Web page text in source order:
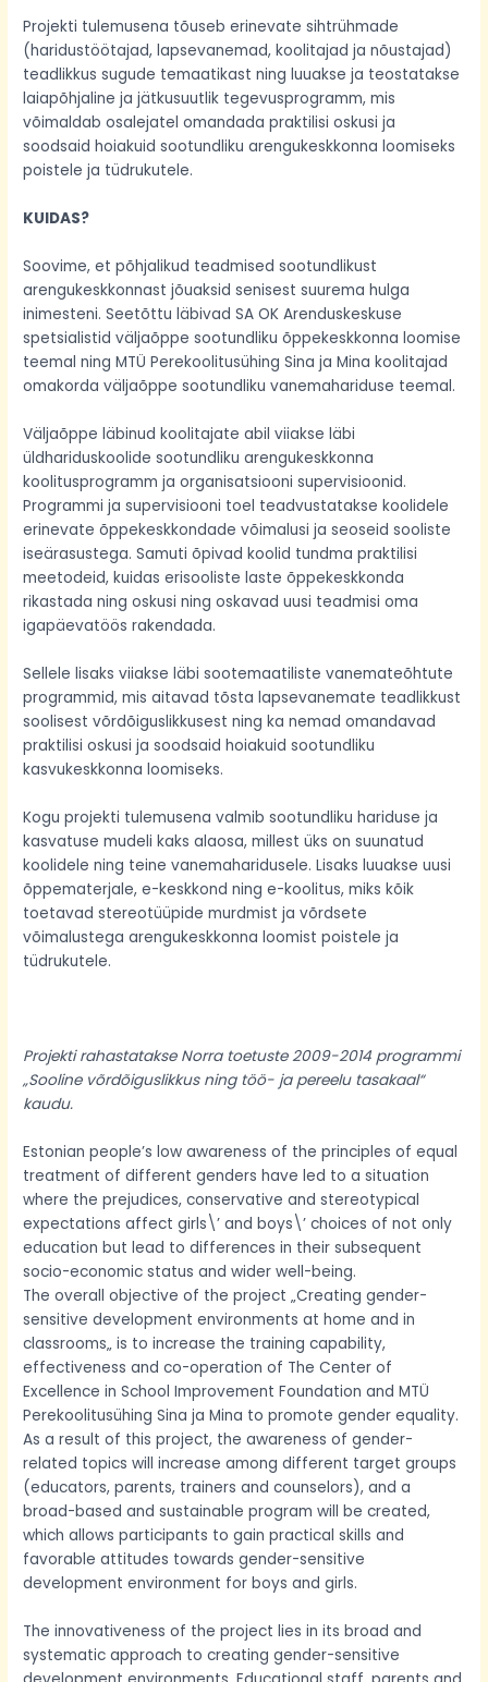
Projekti tulemusena tõuseb erinevate sihtrühmade
(haridustöötajad, lapsevanemad, koolitajad ja nõustajad)
teadlikkus sugude temaatikast ning luuakse ja teostatakse
laiapõhjaline ja jätkusuutlik tegevusprogramm, mis
võimaldab osalejatel omandada praktilisi oskusi ja
soodsaid hoiakuid sootundliku arengukeskkonna loomiseks
poistele ja tüdrukutele.
KUIDAS?
Soovime, et põhjalikud teadmised sootundlikust
arengukeskkonnast jõuaksid senisest suurema hulga
inimesteni. Seetõttu läbivad SA OK Arenduskeskuse
spetsialistid väljaõppe sootundliku õppekeskkonna loomise
teemal ning MTÜ Perekoolitusühing Sina ja Mina koolitajad
omakorda väljaõppe sootundliku vanemahariduse teemal.
Väljaõppe läbinud koolitajate abil viiakse läbi
üldhariduskoolide sootundliku arengukeskkonna
koolitusprogramm ja organisatsiooni supervisioonid.
Programmi ja supervisiooni toel teadvustatakse koolidele
erinevate õppekeskkondade võimalusi ja seoseid sooliste
iseärasustega. Samuti õpivad koolid tundma praktilisi
meetodeid, kuidas erisooliste laste õppekeskkonda
rikastada ning oskusi ning oskavad uusi teadmisi oma
igapäevatöös rakendada.
Sellele lisaks viiakse läbi sootemaatiliste vanemateõhtute
programmid, mis aitavad tõsta lapsevanemate teadlikkust
soolisest võrdõiguslikkusest ning ka nemad omandavad
praktilisi oskusi ja soodsaid hoiakuid sootundliku
kasvukeskkonna loomiseks.
Kogu projekti tulemusena valmib sootundliku hariduse ja
kasvatuse mudeli kaks alaosa, millest üks on suunatud
koolidele ning teine vanemaharidusele. Lisaks luuakse uusi
õppematerjale, e-keskkond ning e-koolitus, miks kõik
toetavad stereotüüpide murdmist ja võrdsete
võimalustega arengukeskkonna loomist poistele ja
tüdrukutele.
Projekti rahastatakse Norra toetuste 2009-2014 programmi
„Sooline võrdõiguslikkus ning töö- ja pereelu tasakaal“
kaudu.
Estonian people’s low awareness of the principles of equal
treatment of different genders have led to a situation
where the prejudices, conservative and stereotypical
expectations affect girls\’ and boys\’ choices of not only
education but lead to differences in their subsequent
socio-economic status and wider well-being.
The overall objective of the project „Creating gender-
sensitive development environments at home and in
classrooms„ is to increase the training capability,
effectiveness and co-operation of The Center of
Excellence in School Improvement Foundation and MTÜ
Perekoolitusühing Sina ja Mina to promote gender equality.
As a result of this project, the awareness of gender-
related topics will increase among different target groups
(educators, parents, trainers and counselors), and a
broad-based and sustainable program will be created,
which allows participants to gain practical skills and
favorable attitudes towards gender-sensitive
development environment for boys and girls.
The innovativeness of the project lies in its broad and
systematic approach to creating gender-sensitive